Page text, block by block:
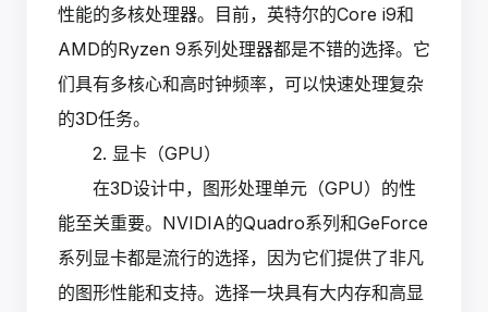
性能的多核处理器。目前，英特尔的Core i9和
AMD的Ryzen 9系列处理器都是不错的选择。它
们具有多核心和高时钟频率，可以快速处理复杂
的3D任务。
2. 显卡（GPU）
在3D设计中，图形处理单元（GPU）的性
能至关重要。NVIDIA的Quadro系列和GeForce
系列显卡都是流行的选择，因为它们提供了非凡
的图形性能和支持。选择一块具有大内存和高显